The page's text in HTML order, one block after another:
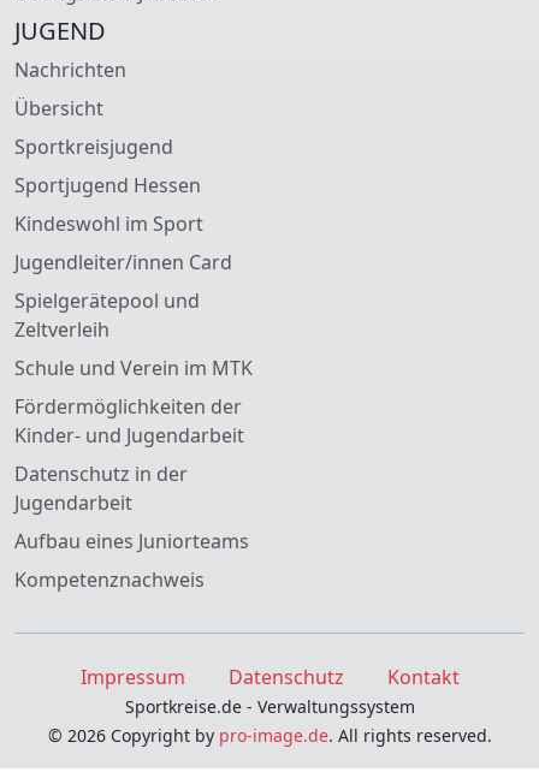
JUGEND
Nachrichten
Übersicht
Sportkreisjugend
Sportjugend Hessen
Kindeswohl im Sport
Jugendleiter/innen Card
Spielgerätepool und
Zeltverleih
Schule und Verein im MTK
Fördermöglichkeiten der
Kinder- und Jugendarbeit
Datenschutz in der
Jugendarbeit
Aufbau eines Juniorteams
Kompetenznachweis
Impressum Datenschutz Kontakt
Sportkreise.de - Verwaltungssystem
© 2026 Copyright by pro-image.de. All rights reserved.